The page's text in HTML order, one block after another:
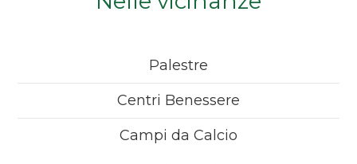
Palestre
Centri Benessere
Campi da Calcio